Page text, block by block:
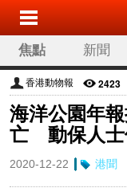
焦點 新聞
香港動物報 2423
海洋公園年
亡 動保人士
2020-12-22 港聞